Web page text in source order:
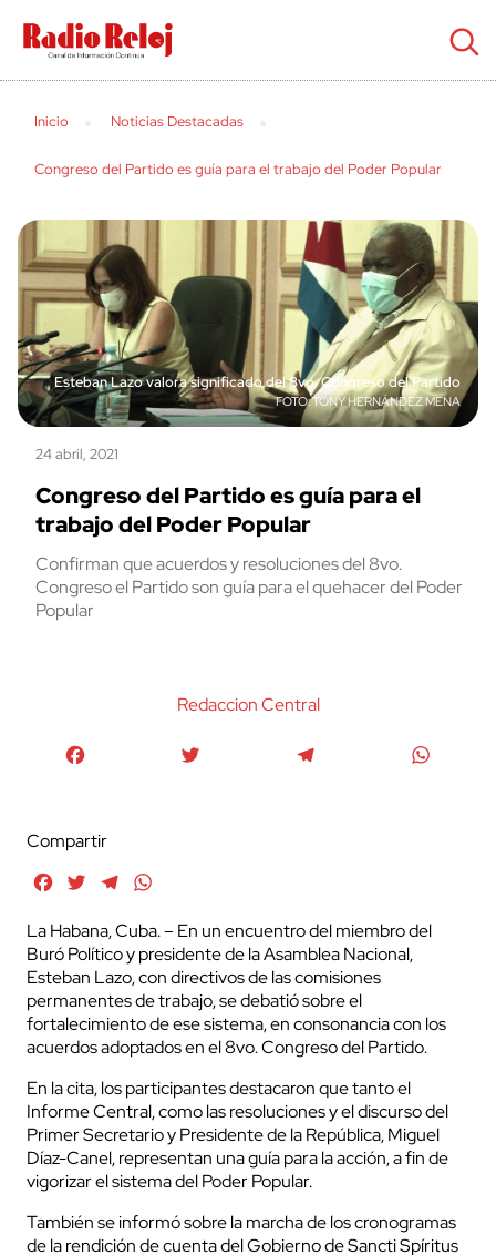
cerrar
Inicio Noticias Destacadas
Congreso del Partido es guía para el trabajo del Poder Popular
Esteban Lazo valora significado del 8vo. Congreso del Partido
TONY HERNÁNDEZ MENA
24 abril, 2021
Congreso del Partido es guía para el
trabajo del Poder Popular
Confirman que acuerdos y resoluciones del 8vo.
Congreso el Partido son guía para el quehacer del Poder
Popular
Redaccion Central
Compartir
FacebookTwitterTelegram
La Habana, Cuba. – En un encuentro del miembro del
Buró Político y presidente de la Asamblea Nacional,
Esteban Lazo, con directivos de las comisiones
permanentes de trabajo, se debatió sobre el
fortalecimiento de ese sistema, en consonancia con los
acuerdos adoptados en el 8vo. Congreso del Partido.
En la cita, los participantes destacaron que tanto el
Informe Central, como las resoluciones y el discurso del
Primer Secretario y Presidente de la República, Miguel
Díaz-Canel, representan una guía para la acción, a fin de
vigorizar el sistema del Poder Popular.
También se informó sobre la marcha de los cronogramas
de la rendición de cuenta del Gobierno de Sancti Spíritus